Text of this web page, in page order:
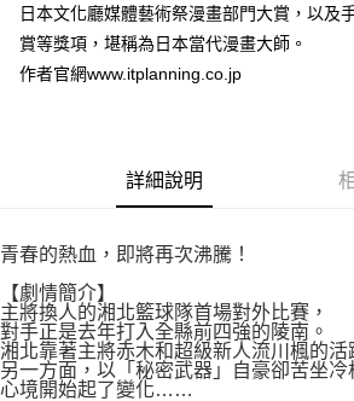
【注意事項】
１．透過由恩沛科技股份有限公司提供之「AFTEE
易，需依本服務之必要範圍內提供個人資料，並將
３．未成年的使用者請事先徵得法定代理人或監護
「AFTEE先享後付」，若未經同意申辦者引起之損
時審查核予不同之上限額度；若仍有額度不足之情
請求用戶進行身份認證。
５．嚴禁一人註冊多個帳號或使用他人資訊註冊。
恩沛科技股份有限公司將有權停止該用戶之使用額
7-11取貨付款
每筆NT$80，滿NT$500(含以上)免運費
國家/地區配送
日本文化廳媒體藝術祭漫畫部門大賞，以及
賞等獎項，堪稱為日本當代漫畫大師。
作者官網www.itplanning.co.jp
詳細說明
青春的熱血，即將再次沸騰！
【劇情簡介】
主將換人的湘北籃球隊首場對外比賽，
對手正是去年打入全縣前四強的陵南。
湘北靠著主將赤木和超級新人流川楓的活
另一方面，以「秘密武器」自豪卻苦坐冷
心境開始起了變化……